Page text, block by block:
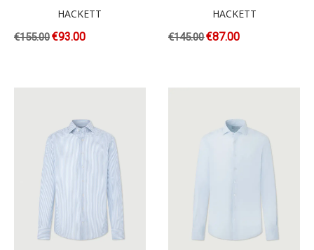
HACKETT
€155.00€93.00
HACKETT
€145.00€87.00